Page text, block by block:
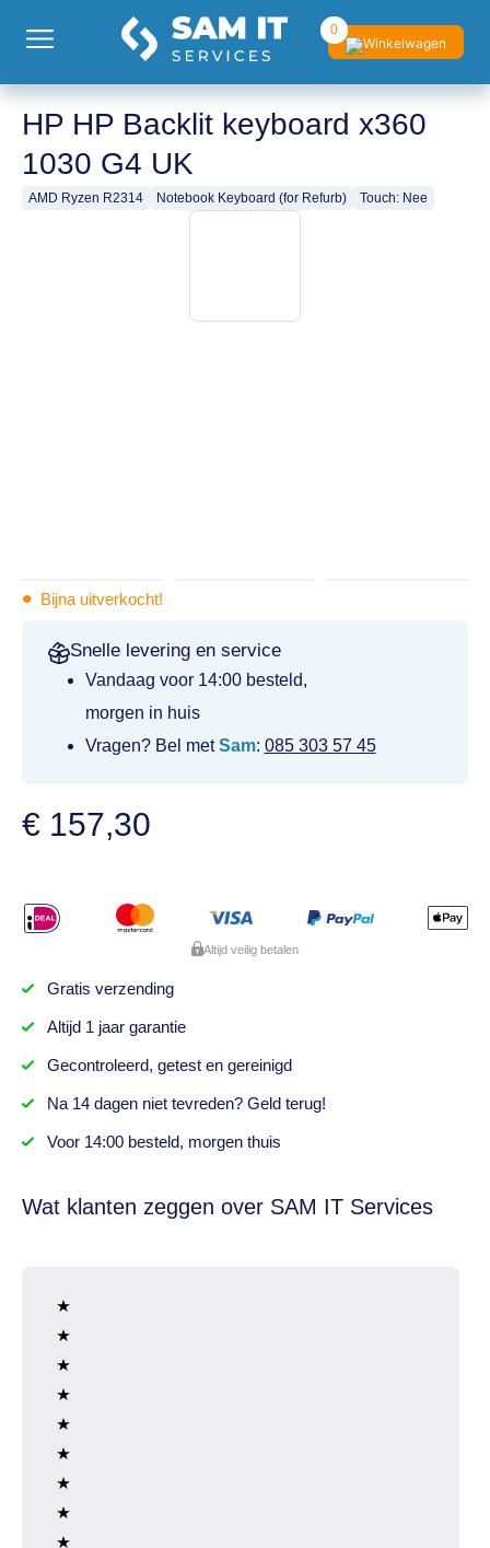
0
HP HP Backlit keyboard x360
1030 G4 UK
AMD Ryzen R2314 Notebook Keyboard (for Refurb) Touch: Nee
• Bijna uitverkocht!
Snelle levering en service
Vandaag voor 14:00 besteld,
morgen in huis
Vragen? Bel metSam: 085 303 57 45
€ 157,30
Altijd veilig betalen
Gratis verzending
Altijd 1 jaargarantie
Gecontroleerd, getesten gereinigd
Na 14 dagenniet tevreden? Geld terug!
Voor 14:00 besteld, morgen thuis
Wat klanten zeggen over SAM IT Services